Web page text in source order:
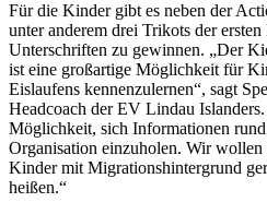
Für die Kinder gibt es neben der
unter anderem drei Trikots der
Unterschriften zu gewinnen. „Der
ist eine großartige Möglichkeit für
Eislaufens kennenzulernen“, sagt
Headcoach der EV Lindau
Möglichkeit, sich Informationen rund
Organisation einzuholen. Wir wollen
Kinder mit Migrationshintergrund
heißen.“